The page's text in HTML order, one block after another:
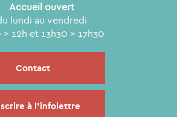
Accueil ouvert
lundi au vendredi
> 12h et 13h30 > 17h30
Contact
à l'infolettre